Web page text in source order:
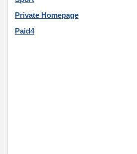
Private Homepage
Paid4